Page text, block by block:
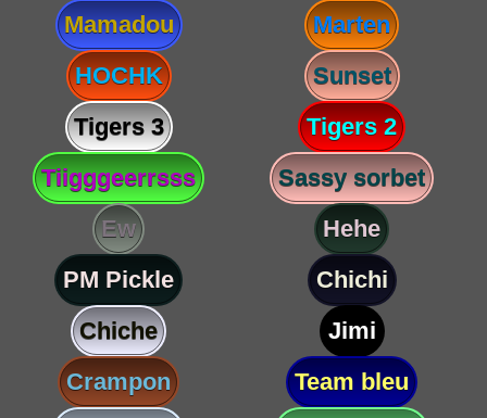
Mamadou
Marten
HOCHK
Sunset
Tigers 3
Tigers 2
Tiigggeerrsss
Sassy sorbet
Ew
Hehe
PM Pickle
Chichi
Chiche
Jimi
Crampon
Team bleu